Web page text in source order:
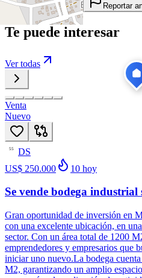
Añadir a tablero Reportar
Te puede interesar
Ver todas
Venta
Nuevo
55
DS
US$ 250.000
10 hoy
Se vende bodega
Gran oportunidad de inversión en
con una excelente ubicación, en
sector. Con un área total de 1200
emprendedores y empresarios que
iniciar uno nuevo.La bodega
M2, garantizando un amplio